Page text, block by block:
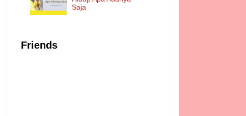
Saja
Friends